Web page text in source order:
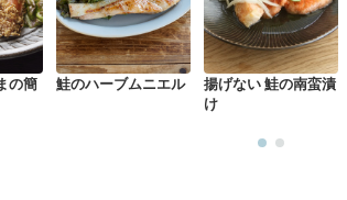
の簡
鮭のハーブムニエル
揚げない 鮭の南蛮漬
け